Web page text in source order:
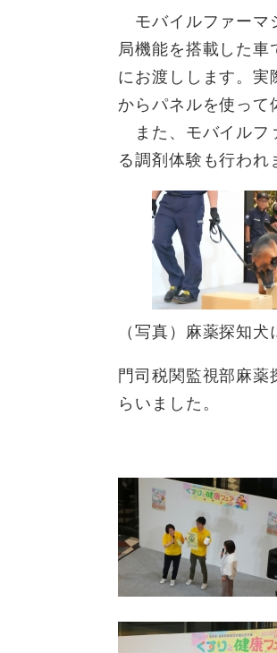
モバイルファーマ
局機能を搭載した
にお渡しします。実
からパネルを使って
また、モバイルフ
る調剤体験も行われ
（写真）麻薬探知
門司税関監視部麻薬
らいました。